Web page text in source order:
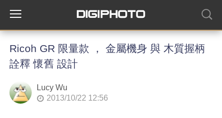
Ricoh GR 限量款 ， 金屬機身 與 木質握柄
詮釋 懷舊 設計
Lucy Wu
2013/10/22 12:56